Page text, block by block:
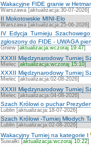
Wakacyjne FIDE granie w
Warszawa [aktualizacja:30-07-2026]
II Mokotowskie MINI-Elo
Warszawa [aktualizacja:25-06-2026]
IV Edycja Turnieju
zgłoszony do FIDE - UWAGA
Gniew [aktualizacja:wczoraj 19:47]
XXXII Międzynarodowy Turniej
Mielec [aktualizacja:wczoraj 15:10]
XXXII Międzynarodowy Turniej
Mielec [aktualizacja:02-08-2026]
XXXII Międzynarodowy Turniej
Mielec [aktualizacja:04-08-2026]
Szach Królowi o puchar
Lublin [aktualizacja:18-07-2026]
Szach Królowi -Turniej Młodych
Lublin [aktualizacja:02-08-2026]
Wakacyjny Turniej na kategorie I
Suwałki [aktualizacja:wczoraj 10:22]